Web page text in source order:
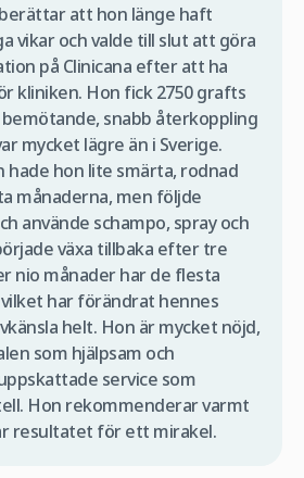
att hon länge haft
vikar och valde till slut att göra
på Clinicana efter att ha
kliniken. Hon fick 2750 grafts
snabb återkoppling
mycket lägre än i Sverige.
hon lite smärta, rodnad
månaderna, men följde
använde schampo, spray och
växa tillbaka efter tre
nio månader har de flesta
har förändrat hennes
helt. Hon är mycket nöjd,
som hjälpsam och
service som
Hon rekommenderar varmt
resultatet för ett mirakel.